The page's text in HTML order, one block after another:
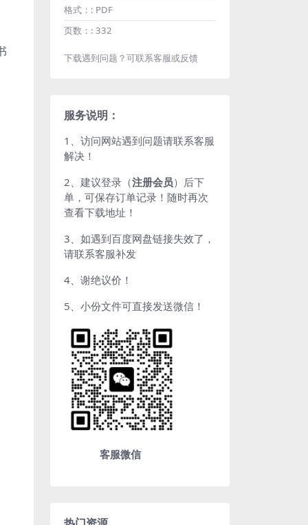
格式：: PDF
页数：: 332
下载遇到问题？可联系客服或反馈
服务说明：
1、访问网站遇到问题请联系客服
解决！
2、建议登录（注册会员）后下
单，可保存订单记录！随时再次
查看下载地址！
3、如遇到百度网盘链接失效了，
请联系客服补发
4、谢绝议价！
5、小份文件可直接发送微信！
客服微信